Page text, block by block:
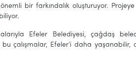
bir farkındalık oluşturuyor. Projeye
Efeler Belediyesi, çağdaş
bu çalışmalar, Efeler’i daha